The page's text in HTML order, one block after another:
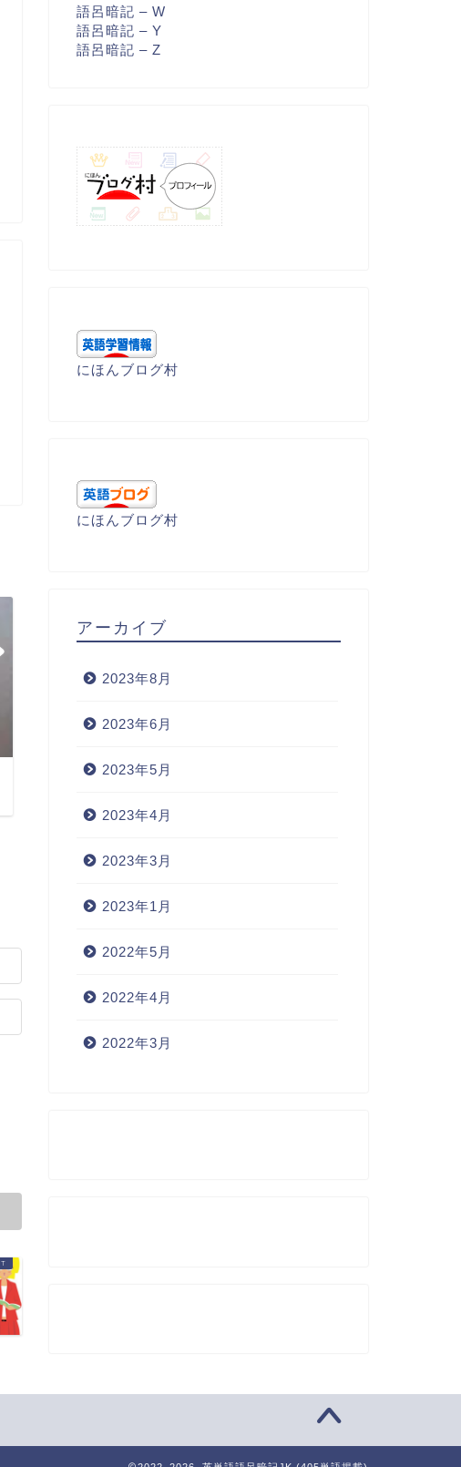
語呂暗記 – W
語呂暗記 – Y
語呂暗記 – Z
にほんブログ村
にほんブログ村
アーカイブ
2023年8月
2023年6月
2023年5月
2023年4月
2023年3月
2023年1月
2022年5月
2022年4月
2022年3月